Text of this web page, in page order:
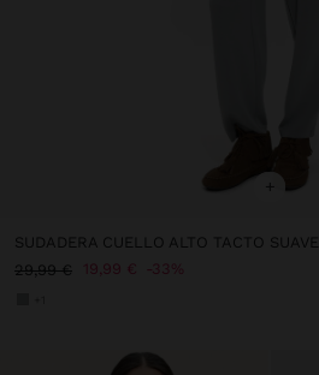
+
SUDADERA CUELLO ALTO TACTO SUAVE
29,99 €
19,99 € 33%